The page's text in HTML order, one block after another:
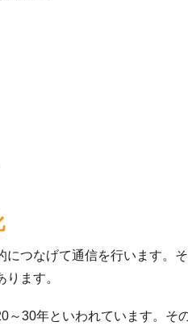
つなげて通信を行います。
ます。
～30年といわれています。そ